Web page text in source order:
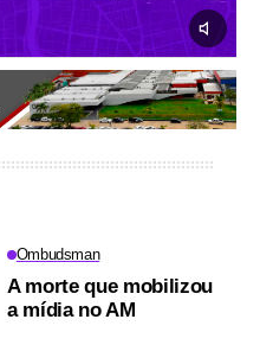
Ombudsman
A morte que mobilizou
a mídia no AM